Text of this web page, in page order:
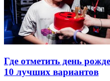
Где отметить день
10 лучших вариантов